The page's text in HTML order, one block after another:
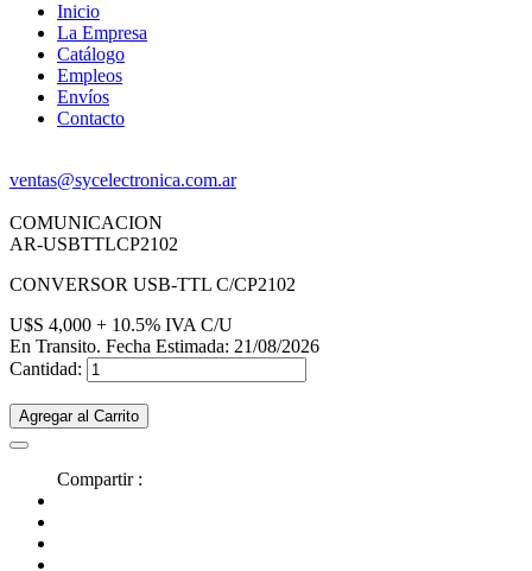
Inicio
La Empresa
Catálogo
Empleos
Envíos
Contacto
ventas@sycelectronica.com.ar
COMUNICACION
AR-USBTTLCP2102
CONVERSOR USB-TTL C/CP2102
U$S 4,000 + 10.5% IVA C/U
En Transito. Fecha Estimada: 21/08/2026
Cantidad:
Agregar al Carrito
Compartir :